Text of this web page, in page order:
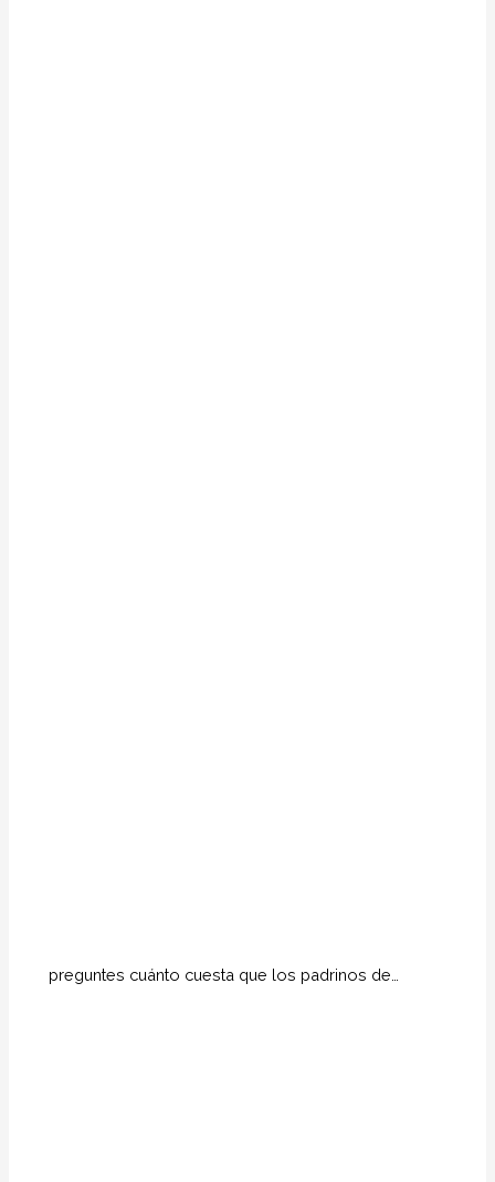
preguntes cuánto cuesta que los padrinos de…